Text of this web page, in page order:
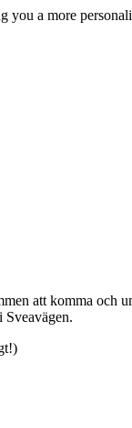
a more
att komma och